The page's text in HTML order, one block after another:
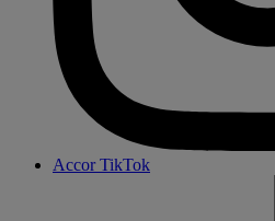
Accor TikTok